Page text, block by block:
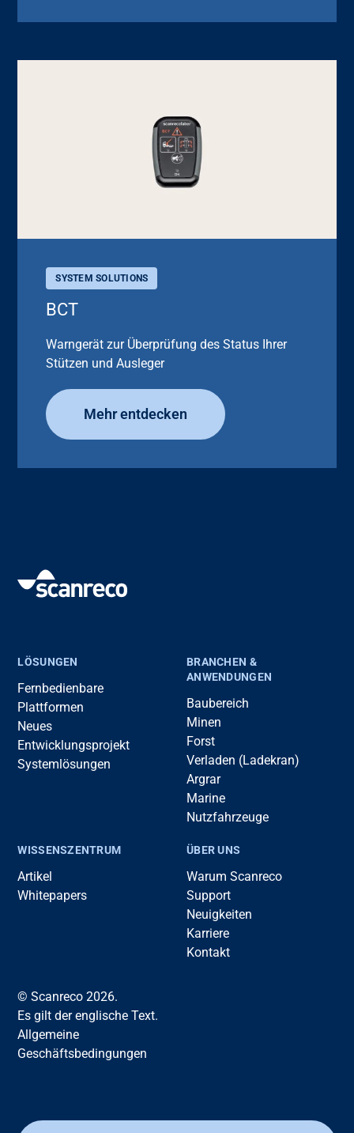
SYSTEM SOLUTIONS
BCT
Warngerät zur Überprüfung des Status Ihrer
Stützen und Ausleger
Mehr entdecken
LÖSUNGEN
Fernbedienbare
Plattformen
Neues
Entwicklungsprojekt
Systemlösungen
BRANCHEN &
ANWENDUNGEN
Baubereich
Minen
Forst
Verladen (Ladekran)
Argrar
Marine
Nutzfahrzeuge
WISSENSZENTRUM
Artikel
Whitepapers
ÜBER UNS
Warum Scanreco
Support
Neuigkeiten
Karriere
Kontakt
© Scanreco 2026.
Es gilt der englische Text.
Allgemeine
Geschäftsbedingungen